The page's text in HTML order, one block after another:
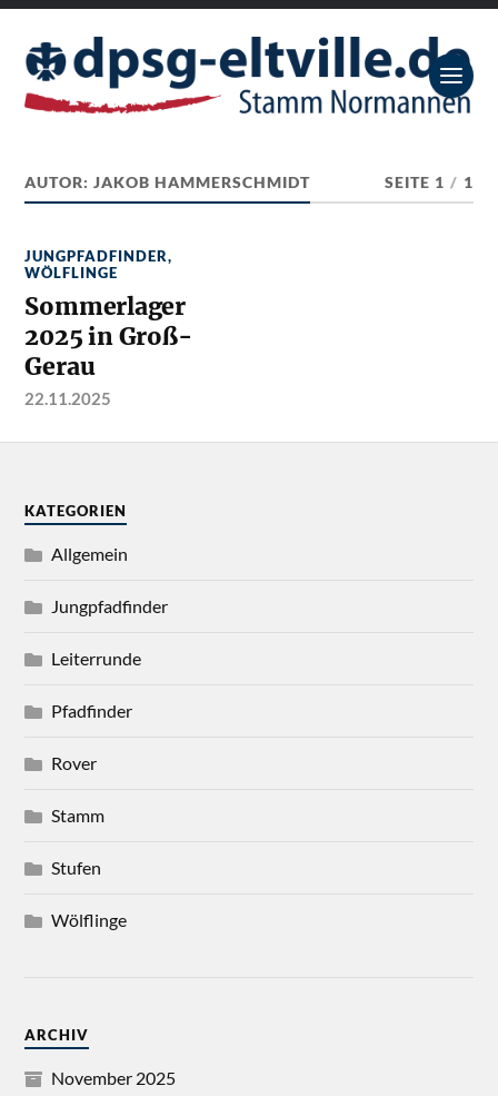
AUTOR:JAKOB HAMMERSCHMIDT SEITE 1 / 1
JUNGPFADFINDER,
WÖLFLINGE
Sommerlager
2025 in Groß-
Gerau
22.11.2025
KATEGORIEN
Allgemein
Jungpfadfinder
Leiterrunde
Pfadfinder
Rover
Stamm
Stufen
Wölflinge
ARCHIV
November 2025